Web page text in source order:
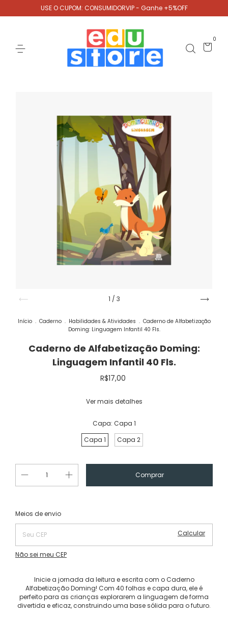
USE O CUPOM: CONSUMIDORVIP - Ganhe +5%OFF
0
1 / 3
Início . Caderno . Habilidades & Atividades . Caderno de Alfabetização
Doming: Linguagem Infantil 40 Fls.
Caderno de Alfabetização Doming:
Linguagem Infantil 40 Fls.
R$17,00
Ver mais detalhes
Capa: Capa 1
Capa 1
Capa 2
Entregas para o CEP:
Meios de envio
Calcular
Não sei meu CEP
Inicie a jornada da leitura e escrita com o Caderno
Alfabetização Doming! Com 40 folhas e capa dura, ele é
perfeito para as crianças explorarem a linguagem de forma
divertida e eficaz, construindo uma base sólida para o futuro.